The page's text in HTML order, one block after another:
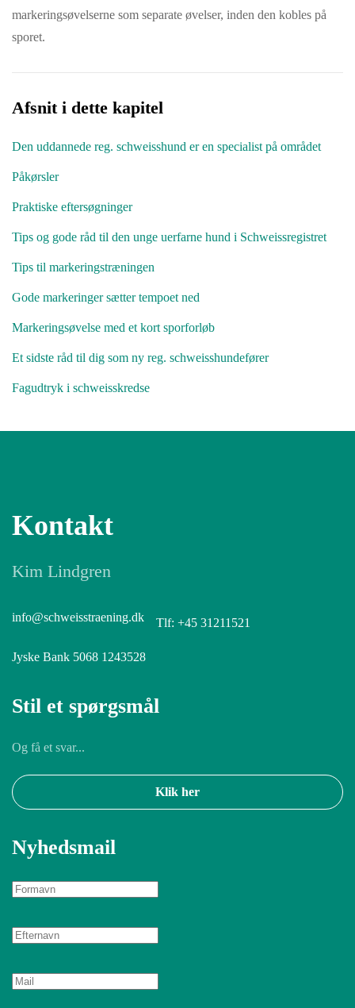
markeringsøvelserne som separate øvelser, inden den kobles på
sporet.
Afsnit i dette kapitel
Den uddannede reg. schweisshund er en specialist på området
Påkørsler
Praktiske eftersøgninger
Tips og gode råd til den unge uerfarne hund i Schweissregistret
Tips til markeringstræningen
Gode markeringer sætter tempoet ned
Markeringsøvelse med et kort sporforløb
Et sidste råd til dig som ny reg. schweisshundefører
Fagudtryk i schweisskredse
Kontakt
Kim Lindgren
info@schweisstraening.dk Tlf: +45 31211521
Jyske Bank 5068 1243528
Stil et spørgsmål
Og få et svar...
Klik her
Nyhedsmail